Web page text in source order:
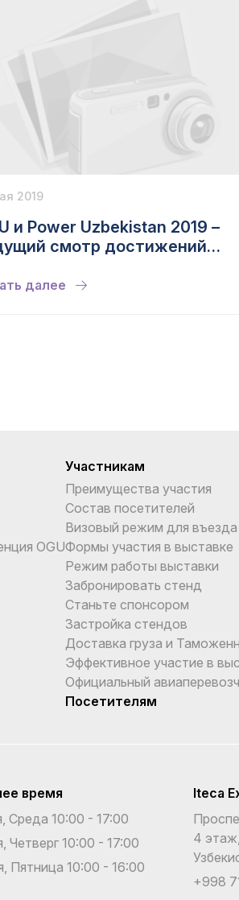
2019
и Power Uzbekistan 2019 –
смотр достижений
комплекса!
далее
OGU
Участникам
Преимущества участия
Состав посетителей
Визовый режим для въезда
Формы участия в выставке
Режим работы выставки
Забронировать стенд
Станьте спонсором
Застройка стендов
Доставка груза и
Эффективное участие в
Официальный
Посетителям
время
Среда 10:00 - 17:00
Четверг 10:00 - 17:00
Пятница 10:00 - 16:00
Iteca
4
+998